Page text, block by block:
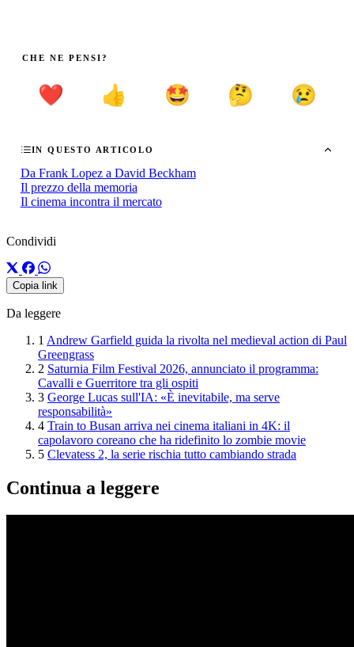
CHE NE PENSI?
❤️ 👍 🤩 🤔 😢
IN QUESTO ARTICOLO
Da Frank Lopez a David Beckham
Il prezzo della memoria
Il cinema incontra il mercato
Condividi
Copia link
Da leggere
1 Andrew Garfield guida la rivolta nel medieval action di Paul
Greengrass
2 Saturnia Film Festival 2026, annunciato il programma:
Cavalli e Guerritore tra gli ospiti
3 George Lucas sull'IA: «È inevitabile, ma serve
responsabilità»
4 Train to Busan arriva nei cinema italiani in 4K: il
capolavoro coreano che ha ridefinito lo zombie movie
5 Clevatess 2, la serie rischia tutto cambiando strada
Continua a leggere